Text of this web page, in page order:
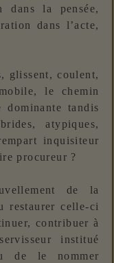
dans la pensée,
dans l’acte,
glissent, coulent,
le chemin
dominante tandis
atypiques,
inquisiteur
procureur ?
de la
restaurer celle-ci
contribuer à
institué
de le nommer